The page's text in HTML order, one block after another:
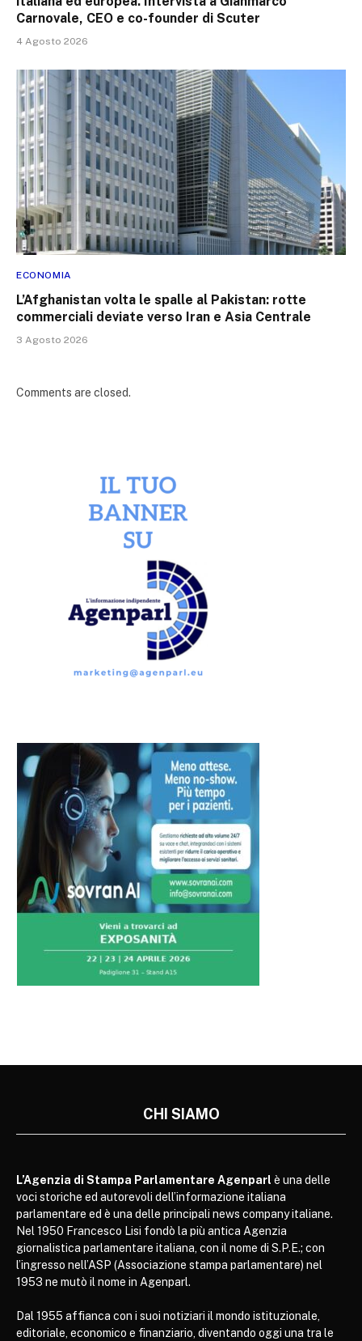
Carnovale, CEO e co-founder di Scuter
4 Agosto 2026
ECONOMIA
L’Afghanistan volta le spalle al Pakistan: rotte
commerciali deviate verso Iran e Asia Centrale
3 Agosto 2026
Comments are closed.
CHI SIAMO
L’Agenzia di Stampa Parlamentare Agenparl è una delle
voci storiche ed autorevoli dell’informazione italiana
parlamentare ed è una delle principali news company italiane.
Nel 1950 Francesco Lisi fondò la più antica Agenzia
giornalistica parlamentare italiana, con il nome di S.P.E.; con
l’ingresso nell’ASP (Associazione stampa parlamentare) nel
1953 ne mutò il nome in Agenparl.
Dal 1955 affianca con i suoi notiziari il mondo istituzionale,
editoriale, economico e finanziario, diventando oggi una tra le